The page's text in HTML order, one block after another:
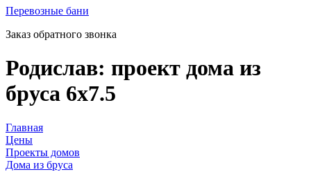
Перевозные бани
Заказ обратного звонка
Родислав: проект дома из
бруса 6х7.5
Главная
Цены
Проекты домов
Дома из бруса